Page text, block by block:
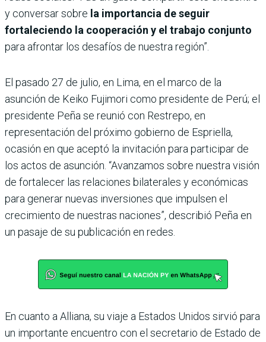
y conversar sobre la importancia de seguir
fortaleciendo la cooperación y el trabajo conjunto
para afrontar los desafíos de nuestra región”.
El pasado 27 de julio, en Lima, en el marco de la
asunción de Keiko Fujimori como presidente de Perú; el
presidente Peña se reunió con Restrepo, en
representación del próximo gobierno de Espriella,
ocasión en que aceptó la invitación para participar de
los actos de asunción. “Avanzamos sobre nuestra visión
de fortalecer las relaciones bilaterales y económicas
para generar nuevas inversiones que impulsen el
crecimiento de nuestras naciones”, describió Peña en
un pasaje de su publicación en redes.
En cuanto a Alliana, su viaje a Estados Unidos sirvió para
un importante encuentro con el secretario de Estado de